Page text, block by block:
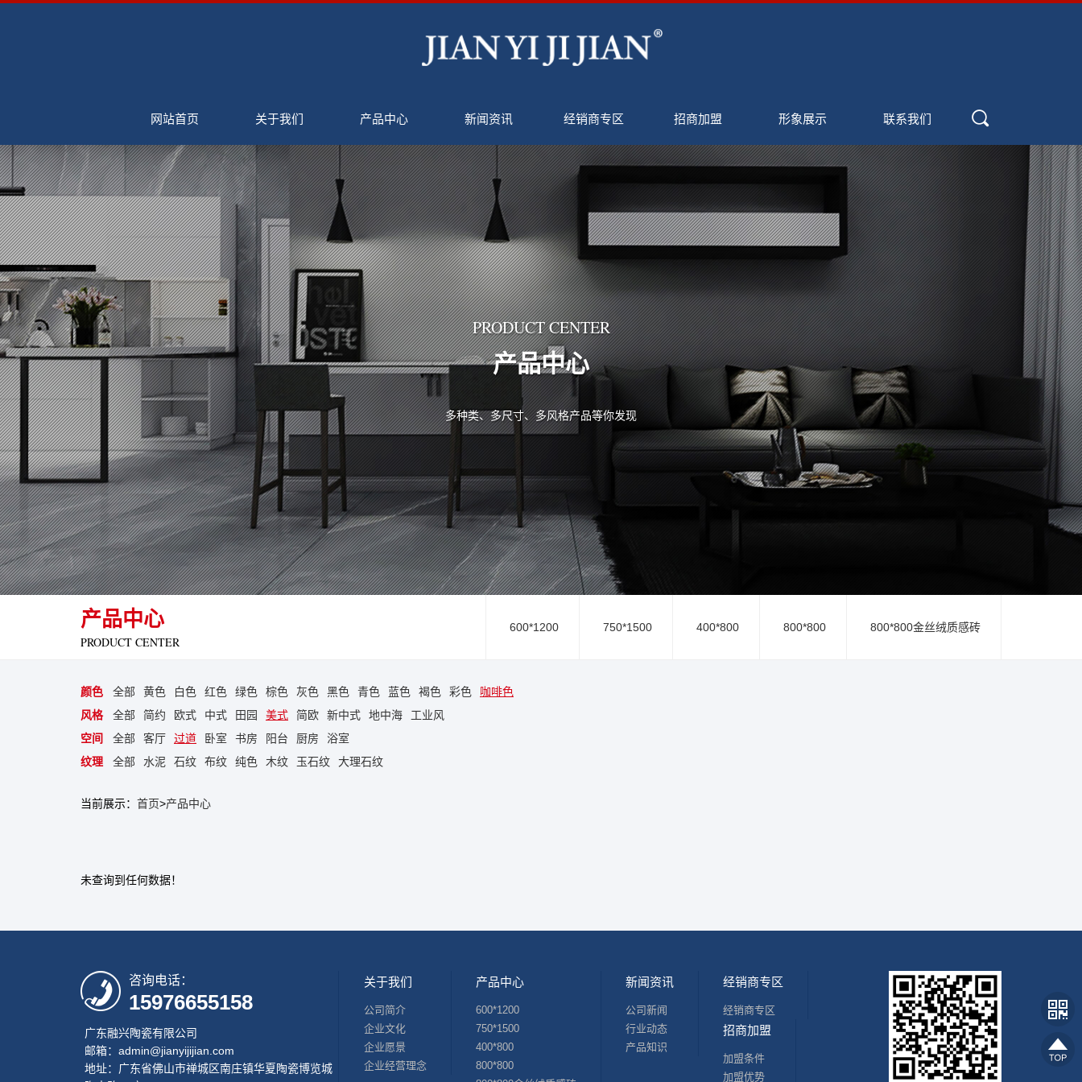
网站首页 关于我们 产品中心 新闻资讯 经销商专区 招商加盟 形象展示 联系我们
PRODUCT CENTER
产品中心
多种类、多尺寸、多风格产品等你发现
产品中心
PRODUCT CENTER
600*1200 750*1500 400*800 800*800 800*800金丝绒质感砖
颜色 全部 黄色 白色 红色 绿色 棕色 灰色 黑色 青色 蓝色 褐色 彩色
咖啡色
风格
全部 简约 欧式 中式 田园 美式 简欧 新中式 地中海
工业风
空间
全部 客厅 过道 卧室 书房 阳台 厨房
浴室
纹理
全部 水泥 石纹 布纹 纯色 木纹 玉石纹 大理石纹
当前展示： 首页>产品中心
未查询到任何数据！
咨询电话：
15976655158
广东融兴陶瓷有限公司
邮箱：admin@jianyijijian.com
地址：广东省佛山市禅城区南庄镇华夏陶瓷博览城
关于我们
公司简介
企业文化
企业愿景
企业经营理念
产品中心
600*1200
750*1500
400*800
800*800
新闻资讯
公司新闻
行业动态
产品知识
经销商专区
经销商专区
招商加盟
加盟条件
加盟优势